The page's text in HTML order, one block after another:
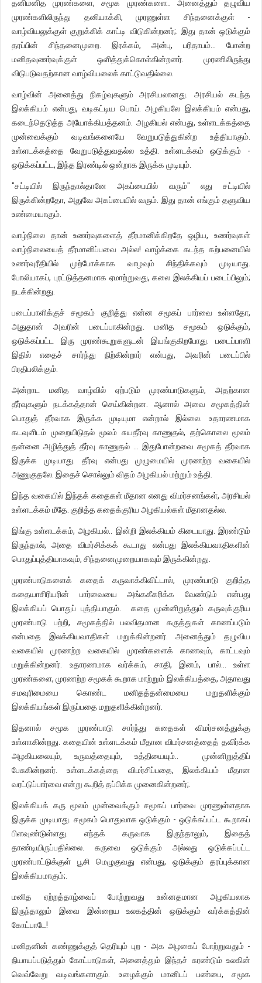
தனிமனித முரண்களை, சமூக முரண்களை.. அனைத்தும் தழுவிய
முரண்களிலிருந்து தனியாக்கி, முரணுள்ள சிந்தனைக்குள் -
வாழ்வியலுக்குள் குறுக்கிக் காட்டி விடுகின்றனர்;. இது தான் ஒடுக்கும்
தரப்பின் சிந்தனைமுறை. இரக்கம், அன்பு, பரிதாபம்… போன்ற
மனிதவுணர்வுக்குள் ஒளித்துக்கொள்கின்றனர். முரணிலிருந்து
விடுபடுவதற்கான வாழ்வியலைக் காட்டுவதில்லை.
வாழ்வின் அனைத்து நிகழ்வுகளும் அரசியலானது. அரசியல் கடந்த
இலக்கியம் என்பது, வடிகட்டிய பொய். அழகியலே இலக்கியம் என்பது,
கடைந்தெடுத்த அயோக்கியத்தனம். அழகியல் என்பது, உள்ளடக்கத்தை
முன்வைக்கும் வடிவங்களையே வேறுபடுத்துகின்ற உத்தியாகும்.
உள்ளடக்கத்தை வேறுபடுத்துவதல்ல உத்தி. உள்ளடக்கம் ஒடுக்கும் -
ஒடுக்கப்பட்ட, இந்த இரண்டில் ஒன்றாக இருக்க முடியும்.
"சட்டியில் இருந்தால்தானே அகப்பையில் வரும்" எது சட்டியில்
இருக்கின்றதோ, அதுவே அகப்பையில் வரும். இது தான் எங்கும் தளுவிய
உண்மையாகும்.
வாழ்நிலை தான் உணர்வுகளைத் தீர்மானிக்கிறதே ஒழிய, உணர்வுகள்
வாழ்நிலையைத் தீர்மானிப்பவை அல்ல! வாழ்க்கை கடந்த கற்பனையில்
உணர்வுரீதியில் முற்போக்காக வாழவும் சிந்திக்கவும் முடியாது.
போலியாகப், புரட்டுத்தனமாக ஏமாற்றுவது, கலை இலக்கியப் படைப்பிலும்;
நடக்கின்றது.
படைப்பாளிக்குச் சமூகம் குறித்து என்ன சமூகப் பார்வை உள்ளதோ,
அதுதான் அவரின் படைப்பாகின்றது. மனித சமூகம் ஒடுக்கும்,
ஒடுக்கப்பட்ட இரு முரண்கூறுகளுடன் இயங்குகிறபோது. படைப்பாளி
இதில் எதைச் சார்ந்து நிற்கின்றார் என்பது, அவரின் படைப்பில்
பிரதிபலிக்கும்.
அன்றாட மனித வாழ்வில் ஏற்படும் முரண்பாடுகளும், அதற்கான
தீர்வுகளும் நடக்கத்தான் செய்கின்றன. ஆனால் அவை சமூகத்தின்
பொதுத் தீர்வாக இருக்க முடியுமா என்றால் இல்லை. உதாரணமாக
கடவுளிடம் முறையிடுதல் மூலம் சுயதீர்வு காணுதல், தற்கொலை மூலம்
தன்னை அழித்துத் தீர்வு காணுதல் … இதுபோன்றவை சமூகத் தீர்வாக
இருக்க முடியாது. தீர்வு என்பது முழுமையில் முரணற்ற வகையில்
அணுகுதலே. இதைச் சொல்லும் விதம் அழகியல் மற்றும் உத்தி.
இந்த வகையில் இந்தக் கதைகள் மீதான எனது விமர்சனங்கள், அரசியல்
உள்ளடக்கம் மீதே. குறித்த கதைக்குரிய அழகியல்கள் மீதானதல்ல.
இங்கு உள்ளடக்கம், அழகியல்.. இன்றி இலக்கியம் கிடையாது. இரண்டும்
இருந்தால், அதை விமர்சிக்கக் கூடாது என்பது இலக்கியவாதிகளின்
பொதுப்புத்தியாகவும், சிந்தனைமுறையாகவும் இருக்கின்றது.
முரண்பாடுகளைக் கதைக் கருவாக்கிவிட்டால், முரண்பாடு குறித்த
கதையாசிரியரின் பார்வையை அங்ககீகரிக்க வேண்டும் என்பது
இலக்கியப் பொதுப் புத்தியாகும். கதை முன்னிறுத்தும் கருவுக்குரிய
முரண்பாடு பற்றி, சமூகத்தில் பலவிதமான கருத்துகள் காணப்படும்
என்பதை இலக்கியவாதிகள் மறுக்கின்றனர். அனைத்தும் தழுவிய
வகையில் முரணற்ற வகையில் முரண்களைக் காணவும், காட்டவும்
மறுக்கின்றனர். உதாரணமாக வர்க்கம், சாதி, இனம், பால்… உள்ள
முரண்களை, முரணற்ற சமூகக் கூறாக மாற்றும் இலக்கியத்தை, அதாவது
சமவுரிமையை கொண்ட மனிதத்தன்மையை மறுதளிக்கும்
இலக்கியங்கள் இருப்பதை மறுதளிக்கின்றனர்.
இதனால் சமூக முரண்பாடு சார்ந்து கதைகள் விமர்சனத்துக்கு
உள்ளாகின்றது. கதையின் உள்ளடக்கம் மீதான விமர்சனத்தைத் தவிர்க்க
அழகியலையும், உருவத்தையும், உத்தியையும்.. முன்னிறுத்திப்
பேசுகின்றனர். உள்ளடக்கத்தை விமர்சிப்பதை, இலக்கியம் மீதான
வரட்டுப்பார்வை என்று கூறித் தப்பிக்க முனைகின்றனர்;.
இலக்கியக் கரு மூலம் முன்வைக்கும் சமூகப் பார்வை முரணுள்ளதாக
இருக்க முடியாது. சமூகம் பொதுவாக ஒடுக்கும் - ஒடுக்கப்பட்ட கூறாகப்
பிளவுண்டுள்ளது. எந்தக் கருவாக இருந்தாலும், இதைத்
தாண்டியிருப்பதில்லை. கருவை ஒடுக்கும் அல்லது ஒடுக்கப்பட்ட
முரண்பாட்டுக்குள் பூசி மெழுகுவது என்பது, ஒடுக்கும் தரப்புக்கான
இலக்கியமாகும்;.
மனித ஏற்றத்தாழ்வைப் போற்றுவது உன்னதமான அழகியலாக
இருந்தாலும் இவை இன்றைய உலகத்தின் ஒடுக்கும் வர்க்கத்தின்
கோட்பாடே!
மனிதனின் கண்ணுக்குத் தெரியும் புற - அக அழகைப் போற்றுவதும் -
நியாயப்படுத்தும் கோட்பாடுகள், அனைத்தும் இந்தச் சுரண்டும் உலகின்
வெவ்வேறு வடிவங்களாகும். உழைக்கும் மானிடப் பண்பை, சமூக